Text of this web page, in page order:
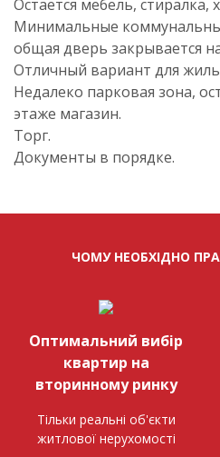
Остается мебель, стиралка,
Минимальные
общая дверь закрывается
Отличный вариант для
Недалеко парковая зона,
этаже магазин.
Торг.
Документы в порядке.
ЧОМУ НЕОБХІДНО
Оптимальний вибір
квартир на
вторинному ринку
Тільки реальні об'єкти
житлової нерухомості